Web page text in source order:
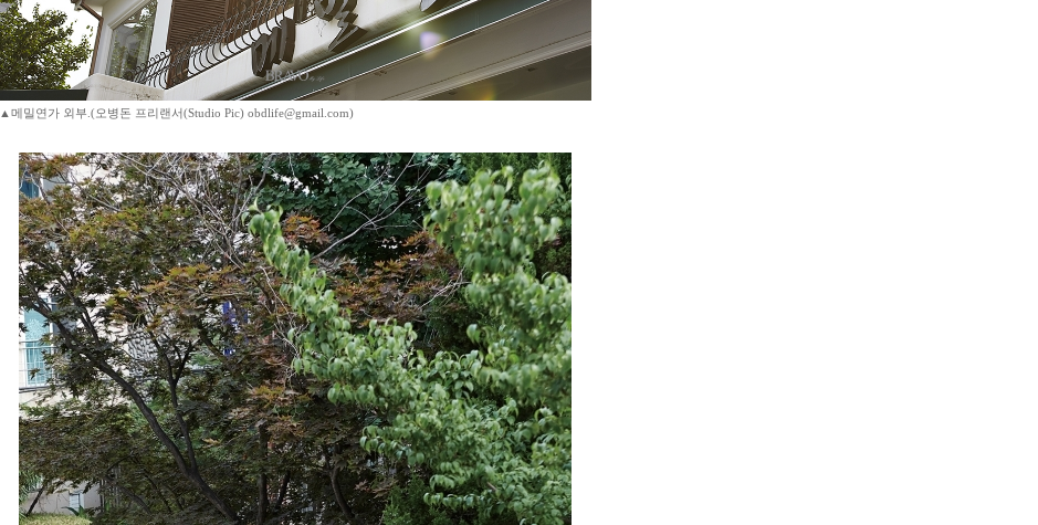
▲메밀연가 외부.(오병돈 프리랜서(Studio Pic) obdlife@gmail.com)